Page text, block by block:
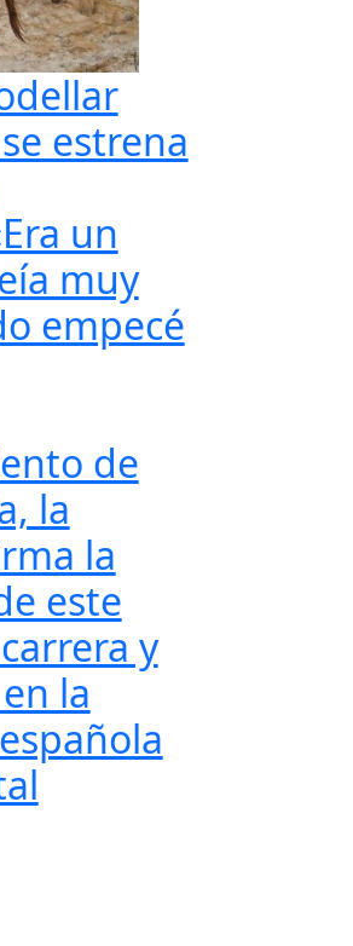
estrena
un
muy
empecé
de
la
la
este
y
la